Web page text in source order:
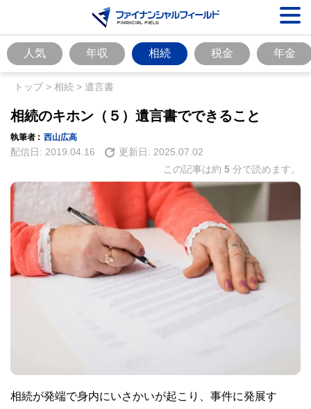
人気 年収 相続 税金 年金
トップ> 相続 > 遺言書
相続のキホン（５）遺言書でできること
執筆者 : 西山広高
配信日: 2019.04.16 更新日: 2025.07.02
この記事は約 5 分で読めます。
相続が発端で身内にいさかいが起こり、事件に発展す